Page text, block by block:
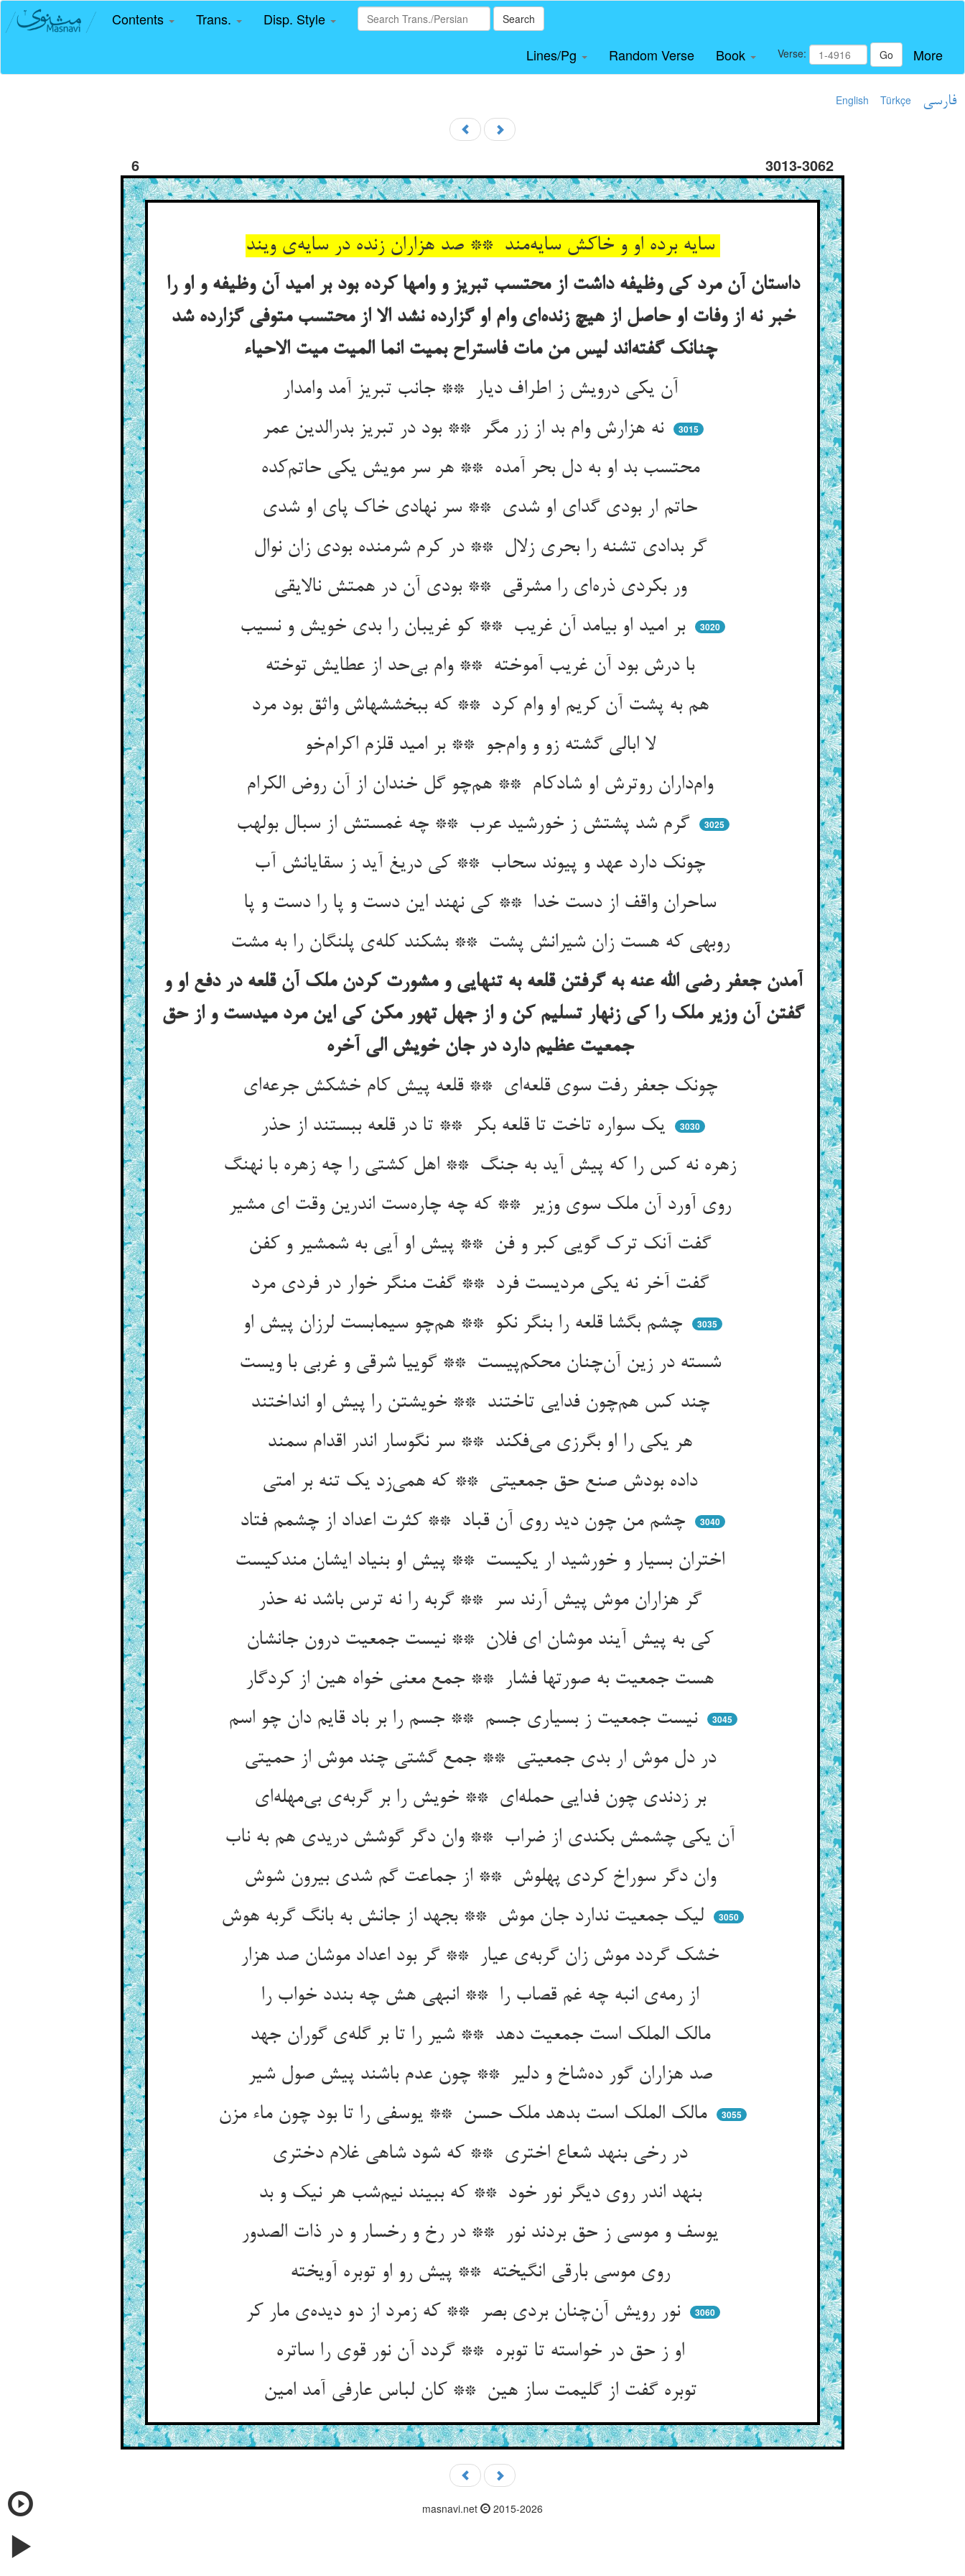
Contents Trans. Disp. Style Search
Lines/Pg Random Verse Book Verse: Go More
English Türkçe فارسی
6 3013-3062
سایه برده او و خاکش سایه‌مند ** صد هزاران زنده در سایه‌ی ویند
داستان آن مرد کی وظیفه داشت از محتسب تبریز و وامها کرده بود بر امید آن وظیفه و او را
خبر نه از وفات او حاصل از هیچ زنده‌ای وام او گزارده نشد الا از محتسب متوفی گزارده شد
چنانک گفته‌اند لیس من مات فاستراح بمیت انما المیت میت الاحیاء
نه هزارش وام بد از زر مگر ** بود در تبریز بدرالدین عمر
3015
محتسب بد او به دل بحر آمده ** هر سر مویش یکی حاتم‌کده
گر بدادی تشنه را بحری زلال ** در کرم شرمنده بودی زان نوال
ور بکردی ذره‌ای را مشرقی ** بودی آن در همتش نالایقی
بر امید او بیامد آن غریب ** کو غریبان را بدی خویش و نسیب
3020
با درش بود آن غریب آموخته ** وام بی‌حد از عطایش توخته
هم به پشت آن کریم او وام کرد ** که ببخششهاش واثق بود مرد
لا ابالی گشته زو و وام‌جو ** بر امید قلزم اکرام‌خو
وام‌داران روترش او شادکام ** هم‌چو گل خندان از آن روض الکرام
گرم شد پشتش ز خورشید عرب ** چه غمستش از سبال بولهب
3025
ساحران واقف از دست خدا ** کی نهند این دست و پا را دست و پا
روبهی که هست زان شیرانش پشت ** بشکند کله‌ی پلنگان را به مشت
آمدن جعفر رضی الله عنه به گرفتن قلعه به تنهایی و مشورت کردن ملک آن قلعه در دفع او و
گفتن آن وزیر ملک را کی زنهار تسلیم کن و از جهل تهور مکن کی این مرد میدست و از حق
جمعیت عظیم دارد در جان خویش الی آخره
چونک جعفر رفت سوی قلعه‌ای ** قلعه پیش کام خشکش جرعه‌ای
یک سواره تاخت تا قلعه بکر ** تا در قلعه ببستند از حذر
3030
گفت آنک ترک گویی کبر و فن ** پیش او آیی به شمشیر و کفن
گفت آخر نه یکی مردیست فرد ** گفت منگر خوار در فردی مرد
3035
شسته در زین آن‌چنان محکم‌پیست ** گوییا شرقی و غربی با ویست
چند کس هم‌چون فدایی تاختند ** خویشتن را پیش او انداختند
داده بودش صنع حق جمعیتی ** که همی‌زد یک تنه بر امتی
3040
گر هزاران موش پیش آرند سر ** گربه را نه ترس باشد نه حذر
نیست جمعیت ز بسیاری جسم ** جسم را بر باد قایم دان چو اسم
3045
در دل موش ار بدی جمعیتی ** جمع گشتی چند موش از حمیتی
بر زدندی چون فدایی حمله‌ای ** خویش را بر گربه‌ی بی‌مهله‌ای
وان دگر سوراخ کردی پهلوش ** از جماعت گم شدی بیرون شوش
3050
مالک الملک است جمعیت دهد ** شیر را تا بر گله‌ی گوران جهد
صد هزاران گور ده‌شاخ و دلیر ** چون عدم باشند پیش صول شیر
مالک الملک است بدهد ملک حسن ** یوسفی را تا بود چون ماء مزن
3055
در رخی بنهد شعاع اختری ** که شود شاهی غلام دختری
بنهد اندر روی دیگر نور خود ** که ببیند نیم‌شب هر نیک و بد
روی موسی بارقی انگیخته ** پیش رو او توبره آویخته
نور رویش آن‌چنان بردی بصر ** که زمرد از دو دیده‌ی مار کر
3060
او ز حق در خواسته تا توبره ** گردد آن نور قوی را ساتره
توبره گفت از گلیمت ساز هین ** کان لباس عارفی آمد امین
masnavi.net 2015-2026